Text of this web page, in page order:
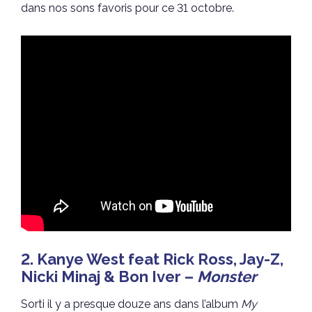
dans nos sons favoris pour ce 31 octobre.
2. Kanye West feat Rick Ross, Jay-Z,
Nicki Minaj & Bon Iver – Monster
Sorti il y a presque douze ans dans l’album My